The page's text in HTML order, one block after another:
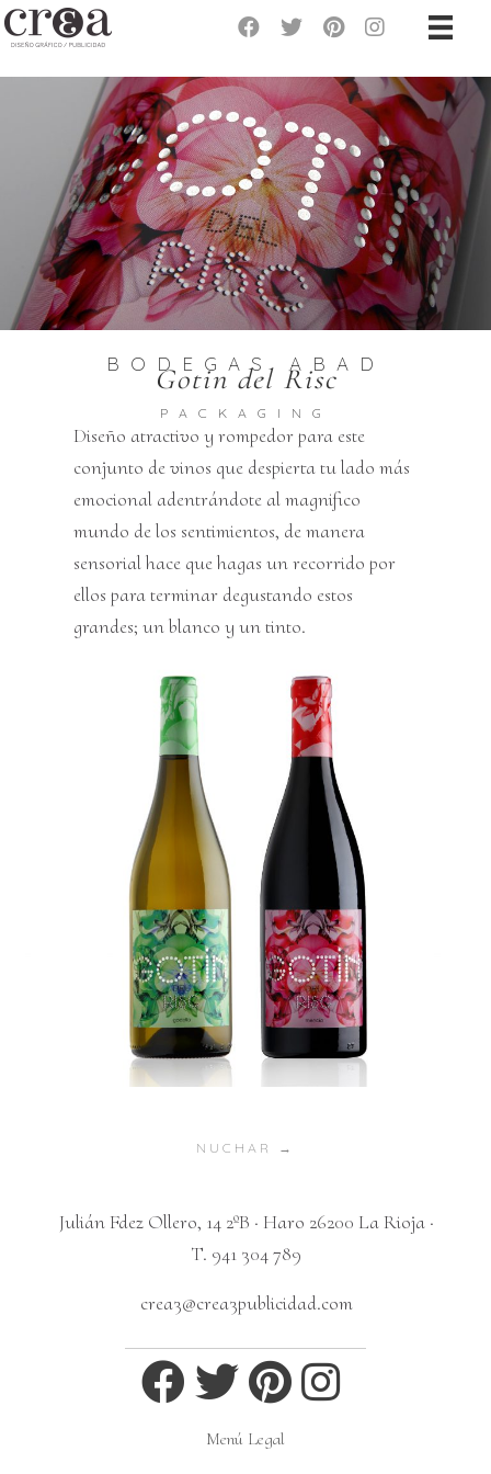
BODEGAS ABAD
Gotin del Risc
PACKAGING
Diseño atractivo y rompedor para este
conjunto de vinos que despierta tu lado más
emocional adentrándote al magnifico
mundo de los sentimientos, de manera
sensorial hace que hagas un recorrido por
ellos para terminar degustando estos
grandes; un blanco y un tinto.
NUCHAR →
Julián Fdez Ollero, 14 2ºB · Haro 26200 La Rioja ·
T. 941 304 789
crea3@crea3publicidad.com
Menú Legal